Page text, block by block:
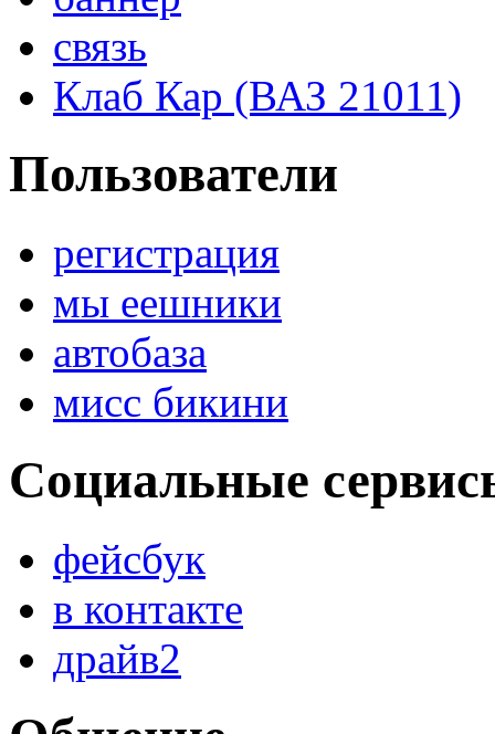
связь
Клаб Кар (ВАЗ 21011)
Пользователи
регистрация
мы еешники
автобаза
мисс бикини
Социальные
фейсбук
в контакте
драйв2